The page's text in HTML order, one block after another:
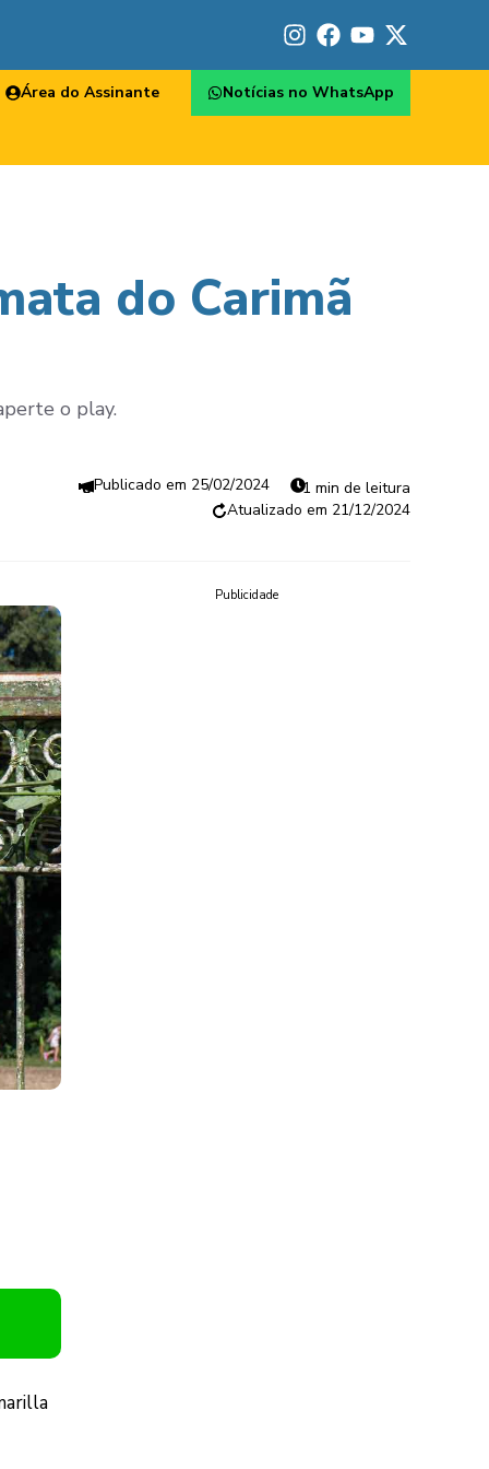
Área do Assinante Notícias no WhatsApp
do Carimã
o play.
25/02/2024
1 min de leitura
21/12/2024
Publicidade